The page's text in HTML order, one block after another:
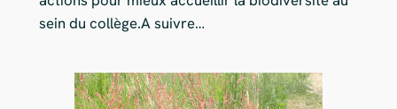
sein du collège.A suivre…